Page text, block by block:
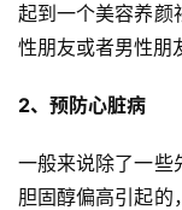
起到一个美容养颜
性朋友或者男性朋
2、预防心脏病
一般来说除了一些
胆固醇偏高引起的